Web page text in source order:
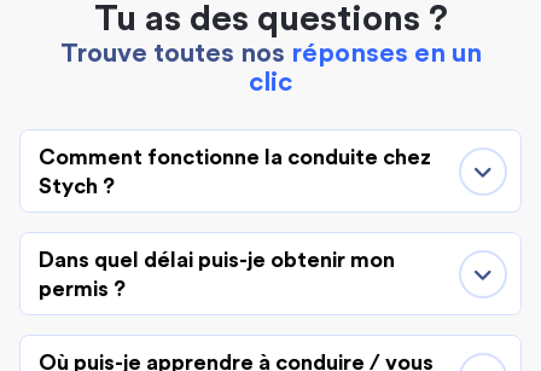
Tu as des questions ?
Trouve toutes nos réponses en un
clic
Comment fonctionne la conduite chez
Stych ?
Dans quel délai puis-je obtenir mon
permis ?
Où puis-je apprendre à conduire / vous